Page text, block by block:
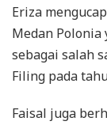
Eriza
Medan Polonia
sebagai salah
Filing pada
Faisal juga